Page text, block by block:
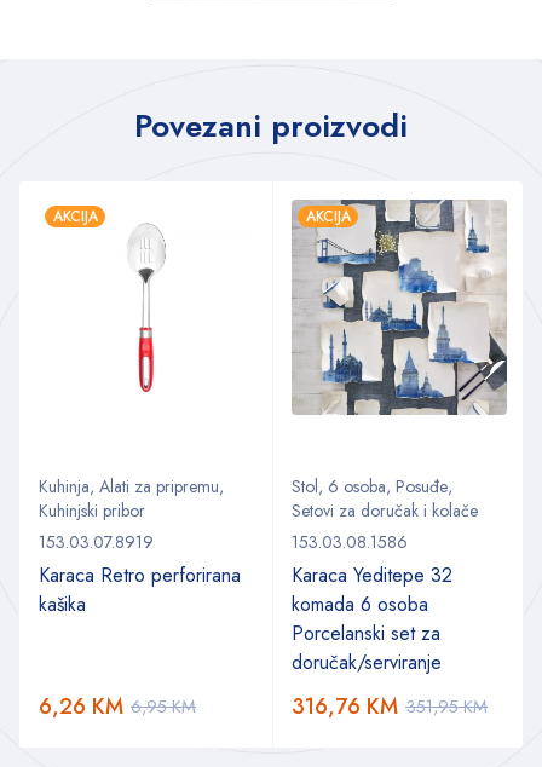
Povezani proizvodi
AKCIJA
Kuhinja, Alati za pripremu,
Kuhinjski pribor
153.03.07.8919
Karaca Retro perforirana
kašika
6,95KM
6,26 KM
AKCIJA
Stol, 6 osoba, Posuđe,
Setovi za doručak i kolače
153.03.08.1586
Karaca Yeditepe 32
komada 6 osoba
Porcelanski set za
doručak/serviranje
351,95KM
316,76 KM